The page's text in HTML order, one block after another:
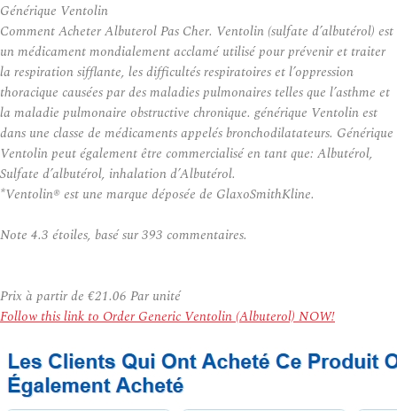
Générique Ventolin
Comment Acheter Albuterol Pas Cher. Ventolin (sulfate d’albutérol) est
un médicament mondialement acclamé utilisé pour prévenir et traiter
la respiration sifflante, les difficultés respiratoires et l’oppression
thoracique causées par des maladies pulmonaires telles que l’asthme et
la maladie pulmonaire obstructive chronique. générique Ventolin est
dans une classe de médicaments appelés bronchodilatateurs. Générique
Ventolin peut également être commercialisé en tant que: Albutérol,
Sulfate d’albutérol, inhalation d’Albutérol.
*Ventolin® est une marque déposée de GlaxoSmithKline.
Note 4.3 étoiles, basé sur393 commentaires.
Prix à partir de €21.06 Par unité
Follow this link to Order Generic Ventolin (Albuterol) NOW!